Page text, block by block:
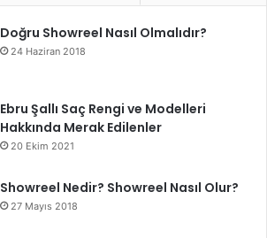
Doğru Showreel Nasıl Olmalıdır?
24 Haziran 2018
Ebru Şallı Saç Rengi ve Modelleri
Hakkında Merak Edilenler
20 Ekim 2021
Showreel Nedir? Showreel Nasıl Olur?
27 Mayıs 2018